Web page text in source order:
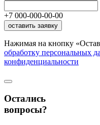
+7 000-000-00-00
оставить заявку
Нажимая на кнопку
обработку персональных
конфиденциальности
Остались
вопросы?